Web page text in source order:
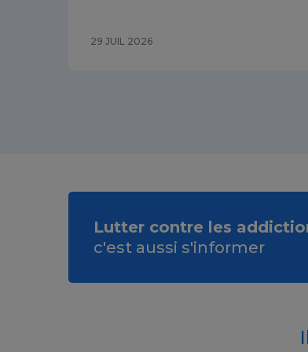
29 JUIL 2026
Lutter contre les
c'est aussi s'informer